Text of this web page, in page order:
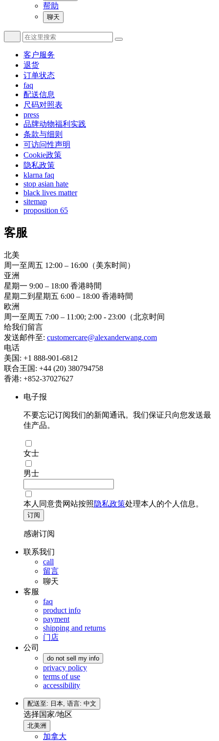
帮助
聊天
客户服务
退货
订单状态
faq
配送信息
尺码对照表
press
品牌动物福利实践
条款与细则
可访问性声明
Cookie政策
隐私政策
klarna faq
stop asian hate
black lives matter
sitemap
proposition 65
客服
北美
周一至周五 12:00 – 16:00（美东时间）
亚洲
星期一 9:00 – 18:00 香港時間
星期二到星期五 6:00 – 18:00 香港時間
欧洲
周一至周五 7:00 – 11:00; 2:00 - 23:00（北京时间
给我们留言
发送邮件至: customercare@alexanderwang.com
电话
美国: +1 888-901-6812
联合王国: +44 (20) 380794758
香港: +852-37027627
电子报
不要忘记订阅我们的新闻通讯。我们保证只向您发送最
佳产品。
女士
男士
本人同意贵网站按照隐私政策处理本人的个人信息。
订阅
感谢订阅
联系我们
call
留言
聊天
客服
faq
product info
payment
shipping and returns
门店
公司
do not sell my info
privacy policy
terms of use
accessibility
配送至: 日本, 语言: 中文
选择国家/地区
北美洲
加拿大